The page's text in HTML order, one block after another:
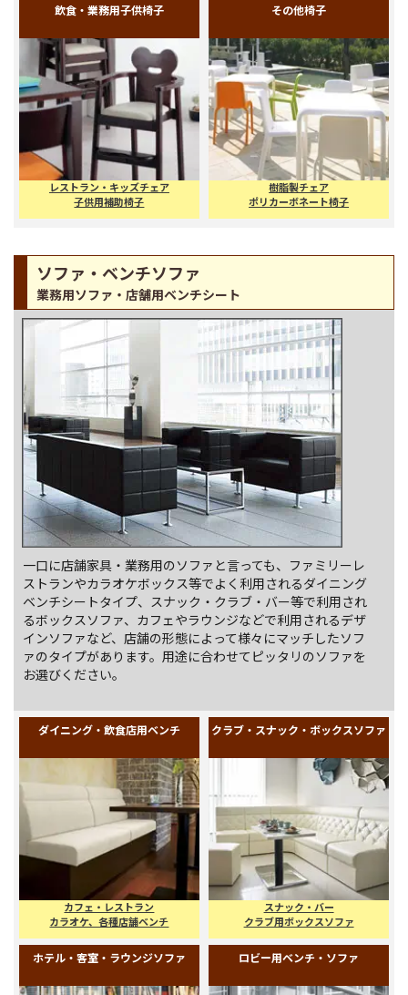
エスニック・アジアン
カフェ、ラウンジ用チェア
テラス、オープンカフェ
屋外施設用椅子
飲食・業務用子供椅子
レストラン・キッズチェア
子供用補助椅子
その他椅子
樹脂製チェア
ポリカーボネート椅子
ソファ・ベンチソファ
業務用ソファ・店舗用ベンチシート
一口に店舗家具・業務用のソファと言っても、ファミリーレ
ストランやカラオケボックス等でよく利用されるダイニング
ベンチシートタイプ、スナック・クラブ・バー等で利用され
るボックスソファ、カフェやラウンジなどで利用されるデザ
インソファなど、店舗の形態によって様々にマッチしたソフ
ァのタイプがあります。用途に合わせてピッタリのソファを
お選びください。
ダイニング・飲食店用ベンチ クラブ・スナック・ボックスソファ